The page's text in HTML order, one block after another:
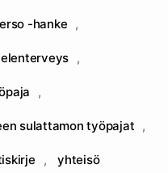
-hanke ,
,
,
sulattamon työpajat ,
, yhteisö